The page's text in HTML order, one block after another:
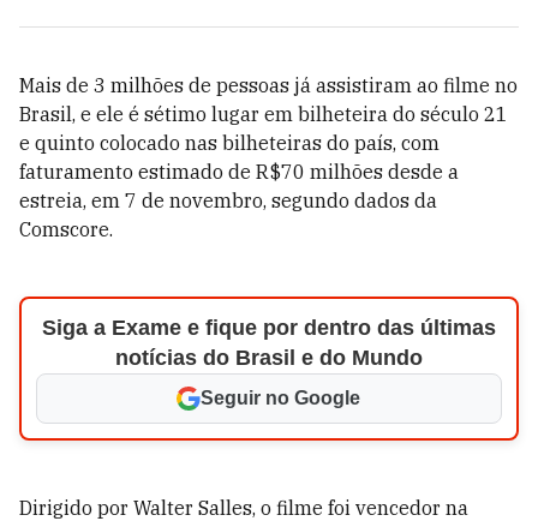
Mais de 3 milhões de pessoas já assistiram ao filme no
Brasil, e ele é sétimo lugar em bilheteira do século 21
e quinto colocado nas bilheteiras do país, com
faturamento estimado de R$70 milhões desde a
estreia, em 7 de novembro, segundo dados da
Comscore.
Siga a Exame e fique por dentro das últimas
notícias do Brasil e do Mundo
Seguir no Google
Dirigido por Walter Salles, o filme foi vencedor na